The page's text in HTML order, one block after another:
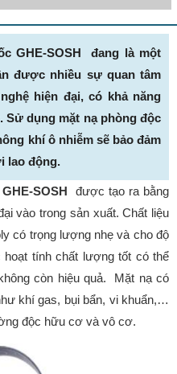
GHE-SOSH đang là một
được nhiều sự quan tâm
hiện đại, có khả năng
Sử dụng mặt nạ phòng độc
khí ô nhiễm sẽ bảo đảm
lao động.
GHE-SOSH được tạo ra bằng
vào trong sản xuất. Chất liệu
có trọng lượng nhẹ và cho độ
hoạt tính chất lượng tốt có thể
còn hiệu quả. Mặt nạ có
khí gas, bụi bẩn, vi khuẩn,…
độc hữu cơ và vô cơ.